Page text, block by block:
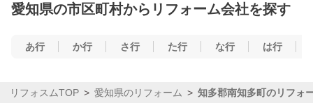
愛知県の市区町村からリフォーム会社を探す
あ行 か行 さ行 た行 な行 は行
リフォスムTOP 愛知県のリフォーム 知多郡南知多町のリフォ